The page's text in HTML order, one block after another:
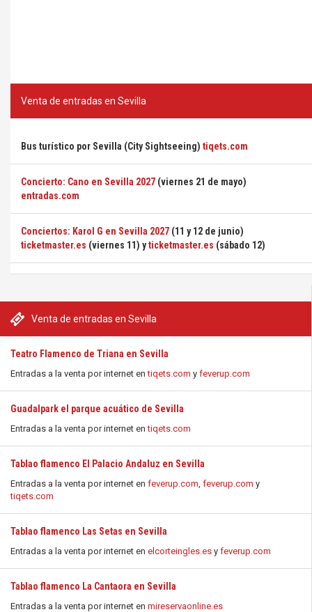
Venta de entradas en Sevilla
Teatro Flamenco de Triana en Sevilla
Entradas a la venta por internet entiqets.com y feverup.com
Guadalpark el parque acuático de Sevilla
Entradas a la venta por internet entiqets.com
Tablao flamenco El Palacio Andaluz en Sevilla
Entradas a la venta por internet en feverup.com, feverup.com y
tiqets.com
Tablao flamenco Las Setas en Sevilla
Entradas a la venta por internet en elcorteingles.es y feverup.com
Tablao flamenco La Cantaora en Sevilla
Entradas a la venta por internet en mireservaonline.es
Venta de entradas en Sevilla
Bus turístico por Sevilla (City Sightseeing) tiqets.com
Concierto: Cano en Sevilla 2027 (viernes 21 de mayo)
entradas.com
Conciertos: Karol G en Sevilla 2027 (11 y 12 de junio)
ticketmaster.es (viernes 11) yticketmaster.es (sábado 12)